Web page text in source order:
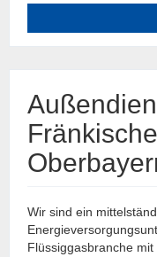
Wir sind ein
Flüssiggasbranche